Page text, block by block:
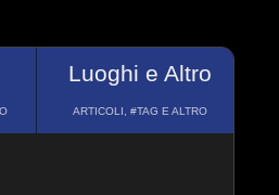
Luoghi e Altro
ARTICOLI, #TAG E ALTRO